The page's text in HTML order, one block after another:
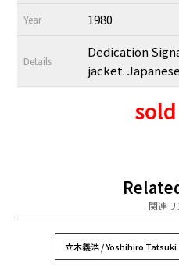
Year 1980
Details
Dedication
jacket.
関連リ
立木義浩 / Yoshihiro Tatsuki